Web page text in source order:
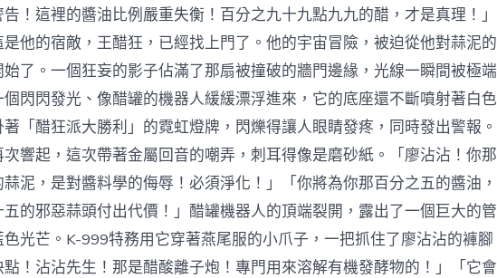
！這裡的醬油比例嚴重失衡！百分之九十九點九九的醋，才是真理！」
他的宿敵，王醋狂，已經找上門了。他的宇宙冒險，被迫從他對蒜泥的
了。一個狂妄的影子佔滿了那扇被撞破的牆門邊緣，光線一瞬間被極端
閃閃發光、像醋罐的機器人緩緩漂浮進來，它的底座還不斷噴射著白色
「醋狂派大勝利」的霓虹燈牌，閃爍得讓人眼睛發疼，同時發出警報。
響起，這次帶著金屬回音的嘲弄，刺耳得像是磨砂紙。「廖沾沾！你那
泥，是對醬料學的侮辱！必須淨化！」「你將為你那百分之五的醬油，
的邪惡蒜頭付出代價！」醋罐機器人的頂端裂開，露出了一個巨大的管
色光芒。K-999特務用它穿著燕尾服的小爪子，一把抓住了廖沾沾的褲腳
！沾沾先生！那是醋酸離子炮！專門用來溶解有機發酵物的！」「它會